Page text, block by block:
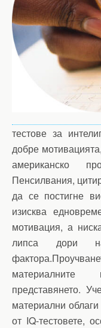
тестове за
добре
американско
Пенсилвания,
да се постигне
изисква
мотивация, а
липса дори
представянето.
материални
от IQ-тестовете,